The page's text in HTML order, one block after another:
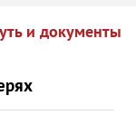
и документы